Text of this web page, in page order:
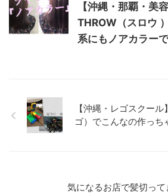
【沖縄・那覇・美容
THROW（スロウ
系にもノアカラー
【沖縄・レゴスクー
ゴ）でこんなの作っち
気になるお店で髪切って